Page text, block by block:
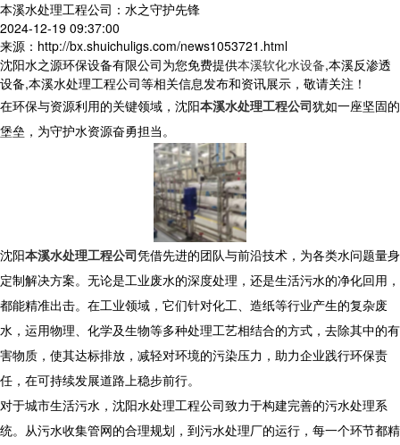
本溪水处理工程公司：水之守护先锋
2024-12-19 09:37:00
来源：http://bx.shuichuligs.com/news1053721.html
沈阳水之源环保设备有限公司为您免费提供本溪软化水设备,本溪反渗透
设备,本溪水处理工程公司等相关信息发布和资讯展示，敬请关注！
在环保与资源利用的关键领域，沈阳本溪水处理工程公司犹如一座坚固的
堡垒，为守护水资源奋勇担当。
沈阳本溪水处理工程公司凭借先进的团队与前沿技术，为各类水问题量身
定制解决方案。无论是工业废水的深度处理，还是生活污水的净化回用，
都能精准出击。在工业领域，它们针对化工、造纸等行业产生的复杂废
水，运用物理、化学及生物等多种处理工艺相结合的方式，去除其中的有
害物质，使其达标排放，减轻对环境的污染压力，助力企业践行环保责
任，在可持续发展道路上稳步前行。
对于城市生活污水，沈阳水处理工程公司致力于构建完善的污水处理系
统。从污水收集管网的合理规划，到污水处理厂的运行，每一个环节都精